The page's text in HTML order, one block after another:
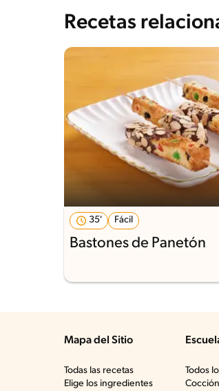
Recetas
35' Fácil
Bastones de Panetón
Mapa del Sitio
Todas las recetas
Elige los ingredientes
Todos